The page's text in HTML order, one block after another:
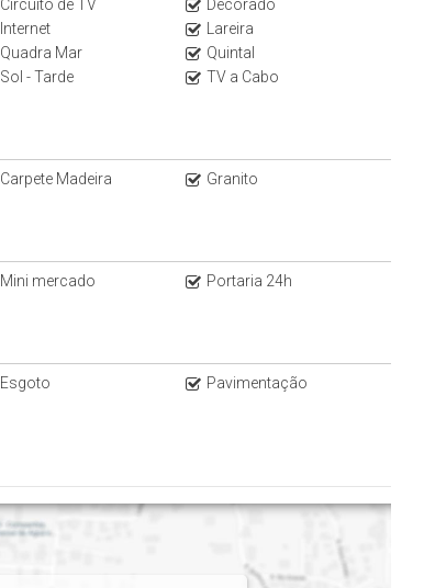
Circuito de TV
Decorado
Internet
Lareira
Quadra Mar
Quintal
Sol - Tarde
TV a Cabo
Carpete Madeira
Granito
Mini mercado
Portaria 24h
Esgoto
Pavimentação